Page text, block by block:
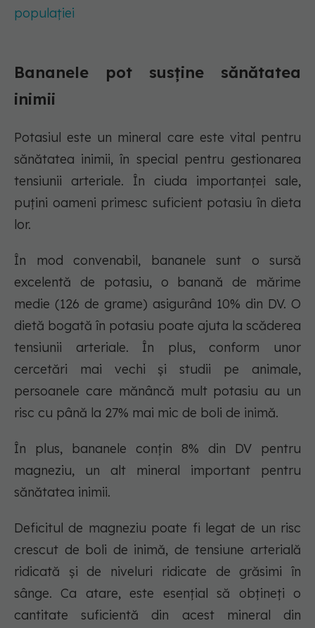
populației
Bananele pot susține sănătatea
inimii
Potasiul este un mineral care este vital pentru
sănătatea inimii, în special pentru gestionarea
tensiunii arteriale. În ciuda importanței sale,
puțini oameni primesc suficient potasiu în dieta
lor.
În mod convenabil, bananele sunt o sursă
excelentă de potasiu, o banană de mărime
medie (126 de grame) asigurând 10% din DV. O
dietă bogată în potasiu poate ajuta la scăderea
tensiunii arteriale. În plus, conform unor
cercetări mai vechi și studii pe animale,
persoanele care mănâncă mult potasiu au un
risc cu până la 27% mai mic de boli de inimă.
În plus, bananele conțin 8% din DV pentru
magneziu, un alt mineral important pentru
sănătatea inimii.
Deficitul de magneziu poate fi legat de un risc
crescut de boli de inimă, de tensiune arterială
ridicată și de niveluri ridicate de grăsimi în
sânge. Ca atare, este esențial să obțineți o
cantitate suficientă din acest mineral din